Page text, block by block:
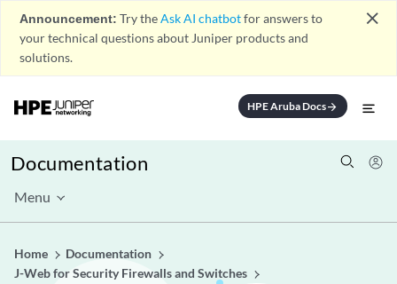
Announcement: Try theAsk AI chatbotfor answers to
your technical questions about Juniper products and
solutions.
close
HPE Aruba Docsarrow_forward
Documentation
Menu
Home
Documentation
J-Web for Security Firewalls and Switches